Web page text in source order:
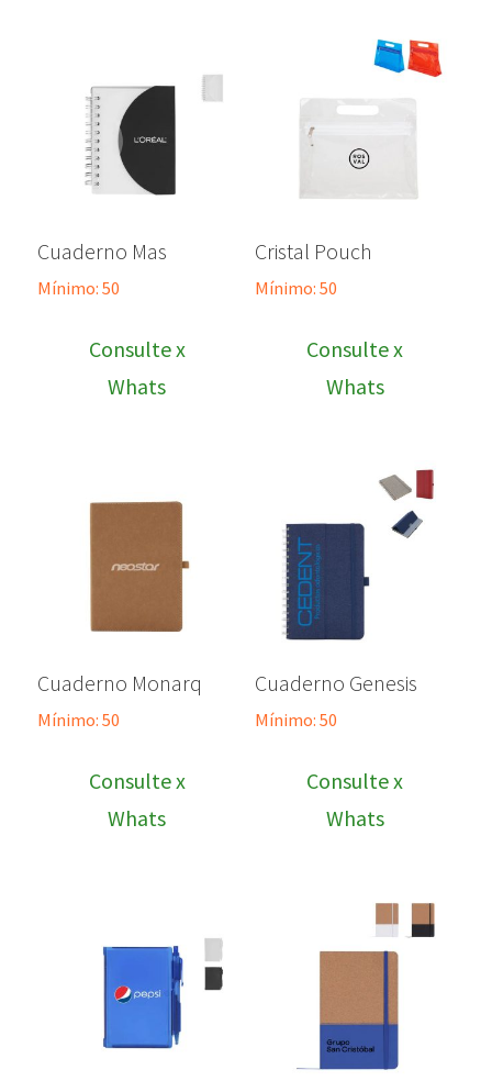
Cuaderno Mas
Mínimo: 50
Consulte x
Whats
Cristal Pouch
Mínimo: 50
Consulte x
Whats
Cuaderno Monarq
Mínimo: 50
Consulte x
Whats
Cuaderno Genesis
Mínimo: 50
Consulte x
Whats